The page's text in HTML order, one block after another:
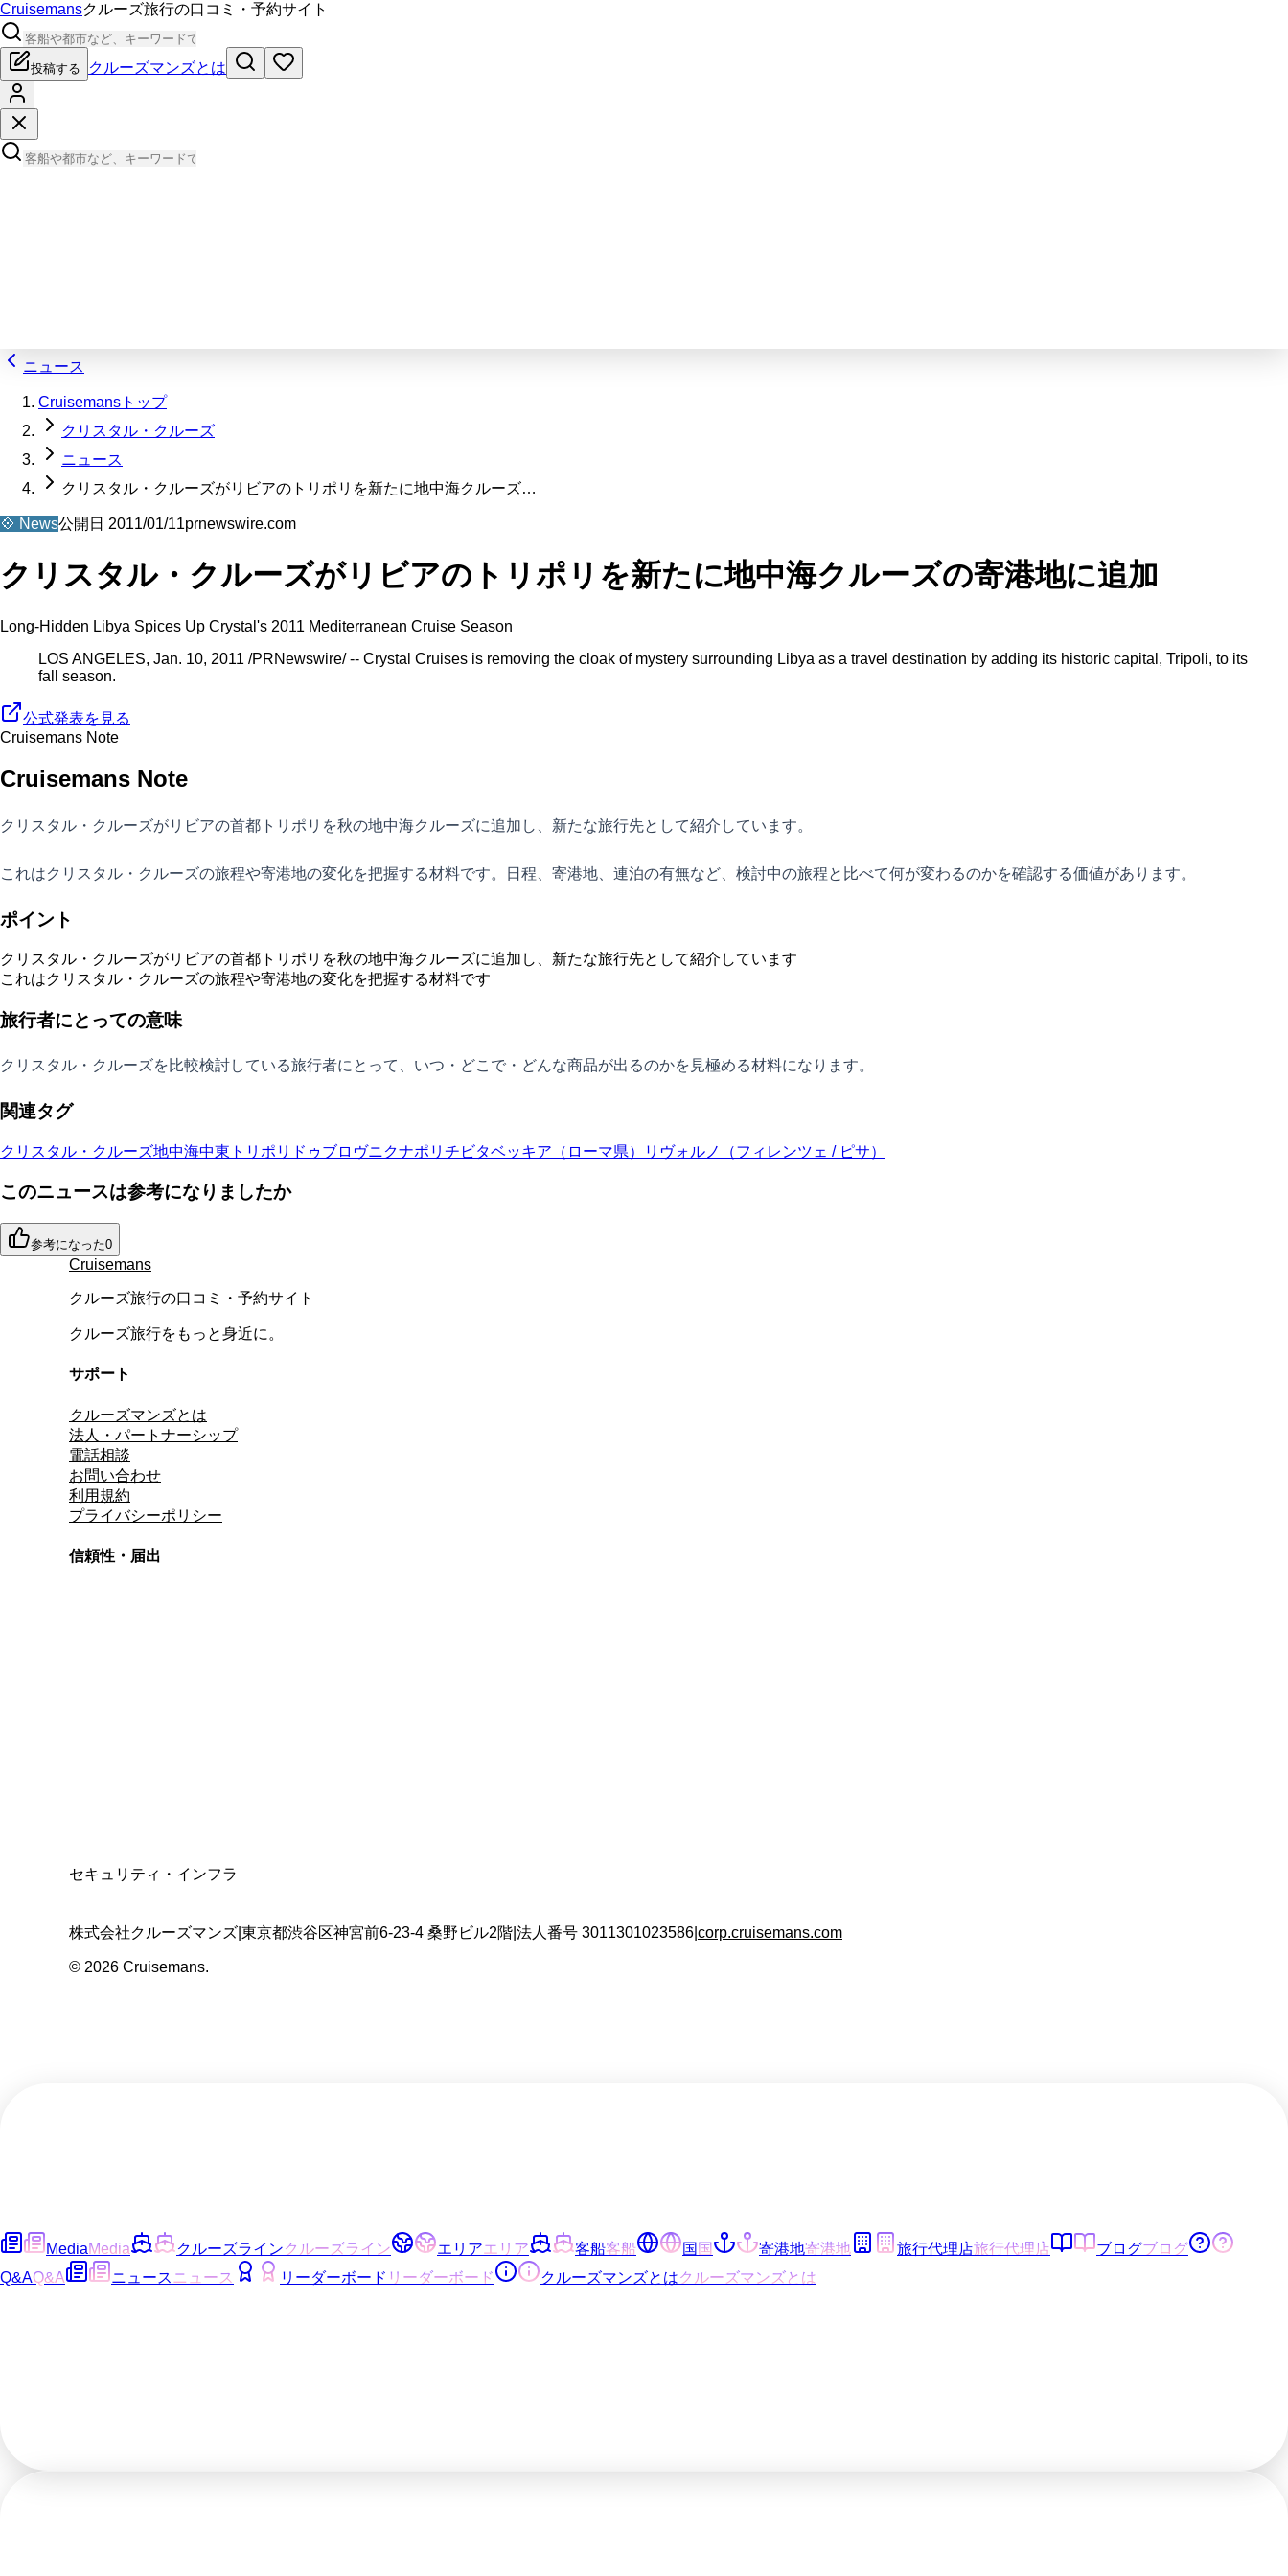
Cruisemansクルーズ旅行の口コミ・予約サイト
投稿する クルーズマンズとは
ニュース
Cruisemansトップ
クリスタル・クルーズ
ニュース
クリスタル・クルーズがリビアのトリポリを新たに地中海クルーズ…
💠 News公開日 2011/01/11prnewswire.com
クリスタル・クルーズがリビアのトリポリを新たに地中海クルーズの寄港地に追加
Long-Hidden Libya Spices Up Crystal's 2011 Mediterranean Cruise Season
LOS ANGELES, Jan. 10, 2011 /PRNewswire/ -- Crystal Cruises is removing the cloak of mystery surrounding Libya as a travel destination by adding its historic capital, Tripoli, to its
fall season.
公式発表を見る
Cruisemans Note
Cruisemans Note
クリスタル・クルーズがリビアの首都トリポリを秋の地中海クルーズに追加し、新たな旅行先として紹介しています。
これはクリスタル・クルーズの旅程や寄港地の変化を把握する材料です。日程、寄港地、連泊の有無など、検討中の旅程と比べて何が変わるのかを確認する価値があります。
ポイント
クリスタル・クルーズがリビアの首都トリポリを秋の地中海クルーズに追加し、新たな旅行先として紹介しています
これはクリスタル・クルーズの旅程や寄港地の変化を把握する材料です
旅行者にとっての意味
クリスタル・クルーズを比較検討している旅行者にとって、いつ・どこで・どんな商品が出るのかを見極める材料になります。
関連タグ
クリスタル・クルーズ地中海中東 トリポリ ドゥブロヴニクナポリ チビタベッキア（ローマ県） リヴォルノ（フィレンツェ / ピサ）
このニュースは参考になりましたか
参考になった0
Cruisemans
クルーズ旅行の口コミ・予約サイト
クルーズ旅行をもっと身近に。
サポート
クルーズマンズとは
法人・パートナーシップ
電話相談
お問い合わせ
利用規約
プライバシーポリシー
信頼性・届出
セキュリティ・インフラ
株式会社クルーズマンズ 東京都渋谷区神宮前6-23-4 桑野ビル2階 法人番号 3011301023586 corp.cruisemans.com
© 2026 Cruisemans.
MediaMedia クルーズラインクルーズライン エリアエリア 客船客船 国国 寄港地寄港地 旅行代理店旅行代理店 ブログブログ
Q&AQ&A ニュース ニュース リーダーボード リーダーボード クルーズマンズとはクルーズマンズとは